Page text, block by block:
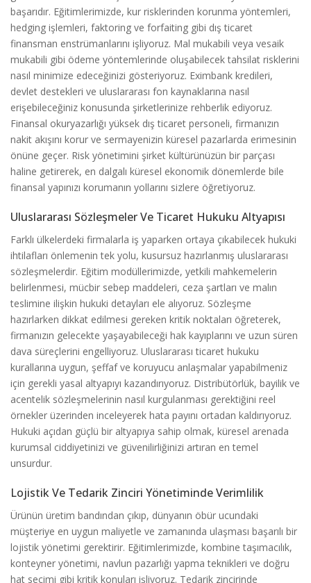
başarıdır. Eğitimlerimizde, kur risklerinden korunma yöntemleri,
hedging işlemleri, faktoring ve forfaiting gibi dış ticaret
finansman enstrümanlarını işliyoruz. Mal mukabili veya vesaik
mukabili gibi ödeme yöntemlerinde oluşabilecek tahsilat risklerini
nasıl minimize edeceğinizi gösteriyoruz. Eximbank kredileri,
devlet destekleri ve uluslararası fon kaynaklarına nasıl
erişebileceğiniz konusunda şirketlerinize rehberlik ediyoruz.
Finansal okuryazarlığı yüksek dış ticaret personeli, firmanızın
nakit akışını korur ve sermayenizin küresel pazarlarda erimesinin
önüne geçer. Risk yönetimini şirket kültürünüzün bir parçası
haline getirerek, en dalgalı küresel ekonomik dönemlerde bile
finansal yapınızı korumanın yollarını sizlere öğretiyoruz.
Uluslararası Sözleşmeler Ve Ticaret Hukuku Altyapısı
Farklı ülkelerdeki firmalarla iş yaparken ortaya çıkabilecek hukuki
ihtilafları önlemenin tek yolu, kusursuz hazırlanmış uluslararası
sözleşmelerdir. Eğitim modüllerimizde, yetkili mahkemelerin
belirlenmesi, mücbir sebep maddeleri, ceza şartları ve malın
teslimine ilişkin hukuki detayları ele alıyoruz. Sözleşme
hazırlarken dikkat edilmesi gereken kritik noktaları öğreterek,
firmanızın gelecekte yaşayabileceği hak kayıplarını ve uzun süren
dava süreçlerini engelliyoruz. Uluslararası ticaret hukuku
kurallarına uygun, şeffaf ve koruyucu anlaşmalar yapabilmeniz
için gerekli yasal altyapıyı kazandırıyoruz. Distribütörlük, bayilik ve
acentelik sözleşmelerinin nasıl kurgulanması gerektiğini reel
örnekler üzerinden inceleyerek hata payını ortadan kaldırıyoruz.
Hukuki açıdan güçlü bir altyapıya sahip olmak, küresel arenada
kurumsal ciddiyetinizi ve güvenilirliğinizi artıran en temel
unsurdur.
Lojistik Ve Tedarik Zinciri Yönetiminde Verimlilik
Ürünün üretim bandından çıkıp, dünyanın öbür ucundaki
müşteriye en uygun maliyetle ve zamanında ulaşması başarılı bir
lojistik yönetimi gerektirir. Eğitimlerimizde, kombine taşımacılık,
konteyner yönetimi, navlun pazarlığı yapma teknikleri ve doğru
hat seçimi gibi kritik konuları işliyoruz. Tedarik zincirinde